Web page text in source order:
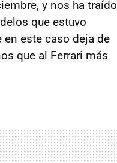
y nos ha traído
que estuvo
en este caso deja de
que al Ferrari más